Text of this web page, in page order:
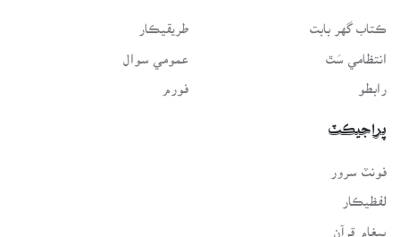
ڪتاب گهر بابت
انتظامي سَٿ
رابطو
طريقيڪار
عمومي سوال
فورم
پراجيڪٽ
لفظيڪار
پيغامِ قرآن